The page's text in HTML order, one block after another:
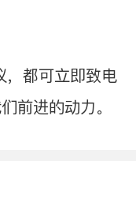
都可立即致电
前进的动力。